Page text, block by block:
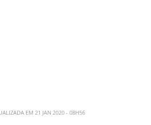
EM 21 JAN 2020 - 08H56